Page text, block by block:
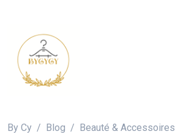
By Cy Blog
Beauté & Accessoires